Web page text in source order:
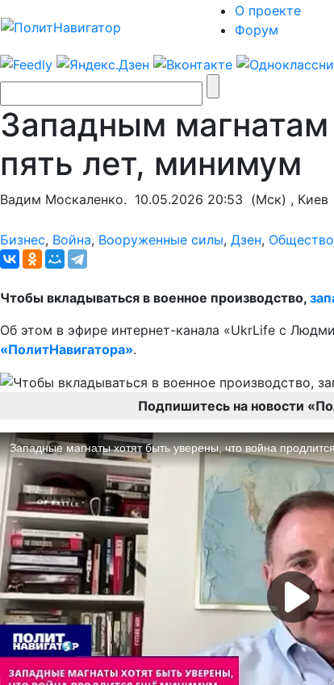
О проекте
Форум
Западным
пять лет, минимум
Вадим Москаленко. 10.05.2026 20:53 (Мск) , Киев
Бизнес, Война, Вооруженные силы, Дзен, Общество
Чтобы вкладываться в военное производство,
Об этом в эфире интернет-канала «UkrLife с
«ПолитНавигатора».
Подпишитесь на новости